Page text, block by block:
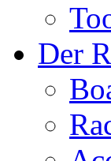
Der